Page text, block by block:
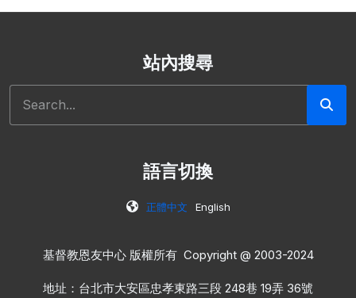
站內搜尋
語言切換
正體中文 English
基督教恩友中心 版權所有 Copyright @ 2003-2024
地址：台北市大安區忠孝東路三段 248巷 19弄 36號